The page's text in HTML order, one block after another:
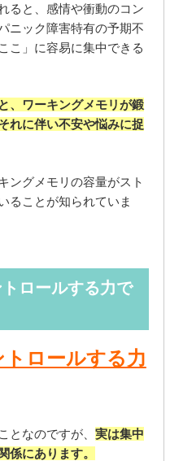
ると、感情や衝動のコン
ニック障害特有の予期不
こ」に容易に集中できる
、ワーキングメモリが鍛
れに伴い不安や悩みに捉
ングメモリの容量がスト
ることが知られていま
ロールする力で
ロールする力
となのですが、 実は集中
係にあります。